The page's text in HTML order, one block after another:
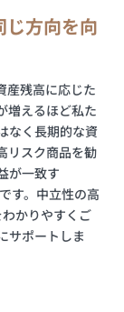
方向を向
産残高に応じた
増えるほど私た
なく長期的な資
リスク商品を勧
が一致す
す。中立性の高
かりやすくご
サポートしま